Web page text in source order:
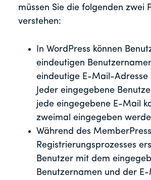
müssen Sie die folgenden zwei
verstehen:
In WordPress können
eindeutigen
eindeutige E-Mail-Adresse
Jeder eingegebene
jede eingegebene E-Mail
zweimal eingegeben
Während des
Registrierungsprozesses
Benutzer mit dem
Benutzernamen und der